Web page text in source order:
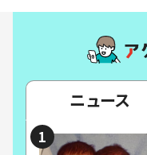
ニュース